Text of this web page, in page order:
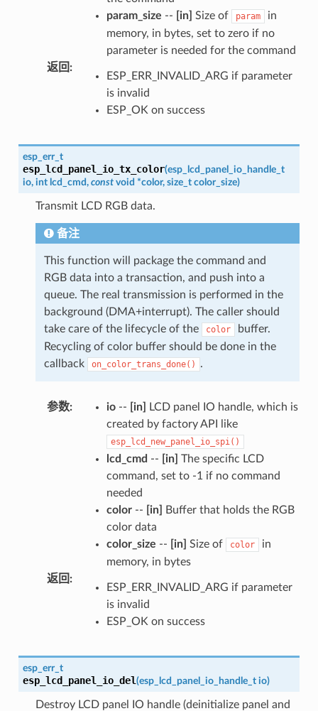
param_size -- [in] Size of param
in
memory, in bytes, set to zero if no
parameter is needed for the command
返回 :
ESP_ERR_INVALID_ARG if parameter
is invalid
ESP_OK on success
esp_err_t
esp_lcd_panel_io_tx_color(esp_lcd_panel_io_handle_t
io, int lcd_cmd, const void *color, size_t color_size)
Transmit LCD RGB data.
备注
This function will package the command and
RGB data into a transaction, and push into a
queue. The real transmission is performed in the
background (DMA+interrupt). The caller should
take care of the lifecycle of the
color
buffer.
Recycling of color buffer should be done in the
callback
on_color_trans_done() .
参数: io-- [in]
LCD panel IO handle, which is
created by factory API like
esp_lcd_new_panel_io_spi()
lcd_cmd -- [in] The specific LCD
command, set to -1 if no command
needed
color-- [in]
Buffer that holds the RGB
color data
color_size -- [in] Size of color
in
memory, in bytes
返回 :
ESP_ERR_INVALID_ARG if parameter
is invalid
ESP_OK on success
esp_err_t
esp_lcd_panel_io_del(esp_lcd_panel_io_handle_t io)
Destroy LCD panel IO handle (deinitialize panel and